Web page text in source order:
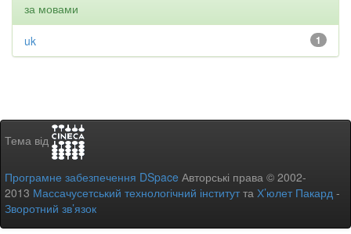
за мовами
1
uk
Тема від
Програмне забезпечення DSpace Авторські права © 2002-
2013 Массачусетський технологічний інститутта Х’юлет Пакард -
Зворотний зв’язок